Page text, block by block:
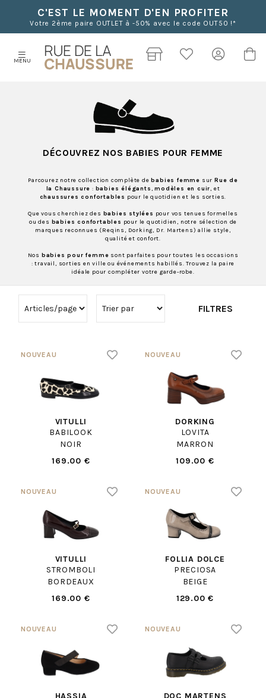
C'EST LE MOMENT D'EN PROFITER
Votre 2ème paire OUTLET à -50% avec le code OUT50 !*
MENU
DÉCOUVREZ NOS BABIES POUR FEMME
Parcourez notre collection complète debabies femme sur Rue de
la Chaussure : babies élégants,modèles en cuir, et
chaussures confortables pour le quotidien et les sorties.
Que vous cherchiez des babies stylées pour vos tenues formelles
ou des babies confortables pour le quotidien, notre sélection de
marques reconnues (Reqins, Dorking, Dr. Martens) allie style,
qualité et confort.
Nos babies pour femme sont parfaites pour toutes les occasions
: travail, sorties en ville ou événements habillés. Trouvez la paire
idéale pour compléter votre garde-robe.
FILTRES
VITULLI
BABILOOK
NOIR
169.00 €
DORKING
LOVITA
MARRON
109.00 €
VITULLI
STROMBOLI
BORDEAUX
169.00 €
FOLLIA DOLCE
PRECIOSA
BEIGE
129.00 €